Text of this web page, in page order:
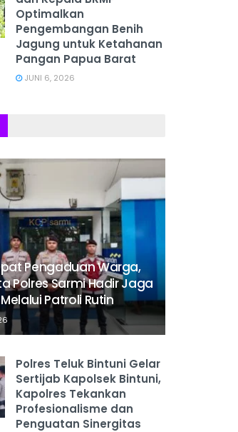
Optimalkan
Pengembangan Benih
Jagung untuk Ketahanan
Pangan Papua Barat
JUNI 6, 2026
Pengaduan Warga,
Polres Sarmi Hadir Jaga
Patroli Rutin
Polres Teluk Bintuni Gelar
Sertijab Kapolsek Bintuni,
Kapolres Tekankan
Profesionalisme dan
Penguatan Sinergitas